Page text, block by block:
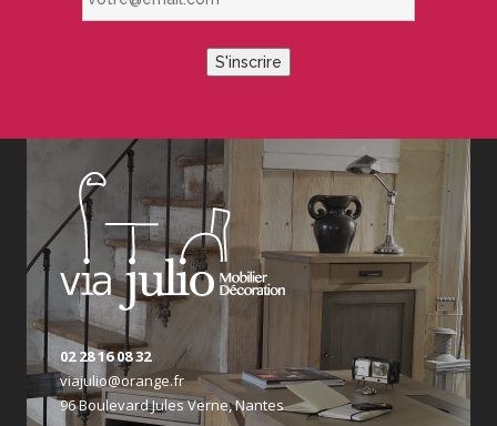
S'inscrire
02 28 16 08 32
viajulio@orange.fr
96 Boulevard Jules Verne, Nantes